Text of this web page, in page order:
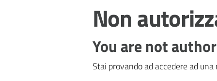
Non
You are not
Stai provando ad accedere ad